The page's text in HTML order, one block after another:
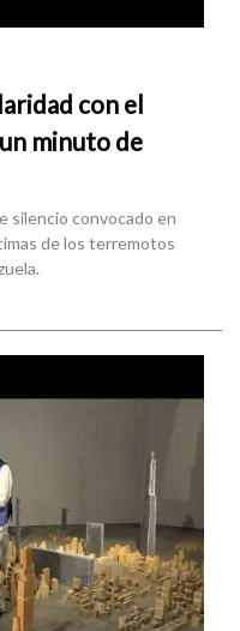
con el
minuto de
silencio convocado en
de los terremotos